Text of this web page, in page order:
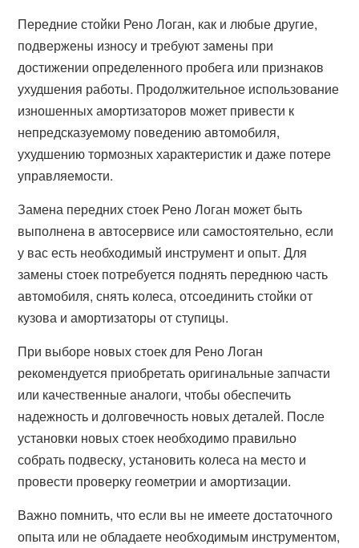
Передние стойки Рено Логан, как и любые другие,
подвержены износу и требуют замены при
достижении определенного пробега или признаков
ухудшения работы. Продолжительное использование
изношенных амортизаторов может привести к
непредсказуемому поведению автомобиля,
ухудшению тормозных характеристик и даже потере
управляемости.
Замена передних стоек Рено Логан может быть
выполнена в автосервисе или самостоятельно, если
у вас есть необходимый инструмент и опыт. Для
замены стоек потребуется поднять переднюю часть
автомобиля, снять колеса, отсоединить стойки от
кузова и амортизаторы от ступицы.
При выборе новых стоек для Рено Логан
рекомендуется приобретать оригинальные запчасти
или качественные аналоги, чтобы обеспечить
надежность и долговечность новых деталей. После
установки новых стоек необходимо правильно
собрать подвеску, установить колеса на место и
провести проверку геометрии и амортизации.
Важно помнить, что если вы не имеете достаточного
опыта или не обладаете необходимым инструментом,